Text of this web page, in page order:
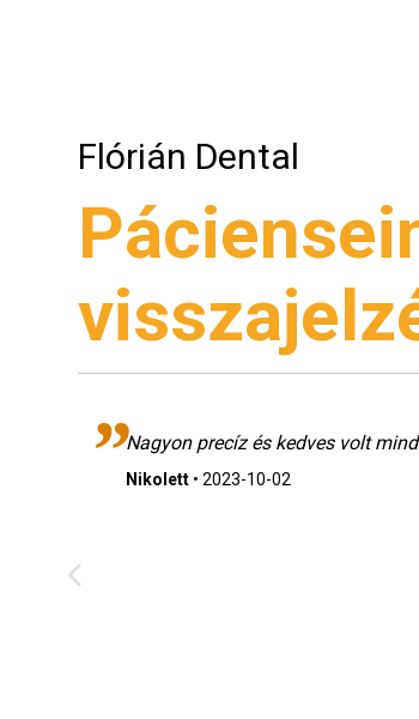
Flórián Dental
Nagyon precíz és kedves volt
Nikolett •2023-10-02